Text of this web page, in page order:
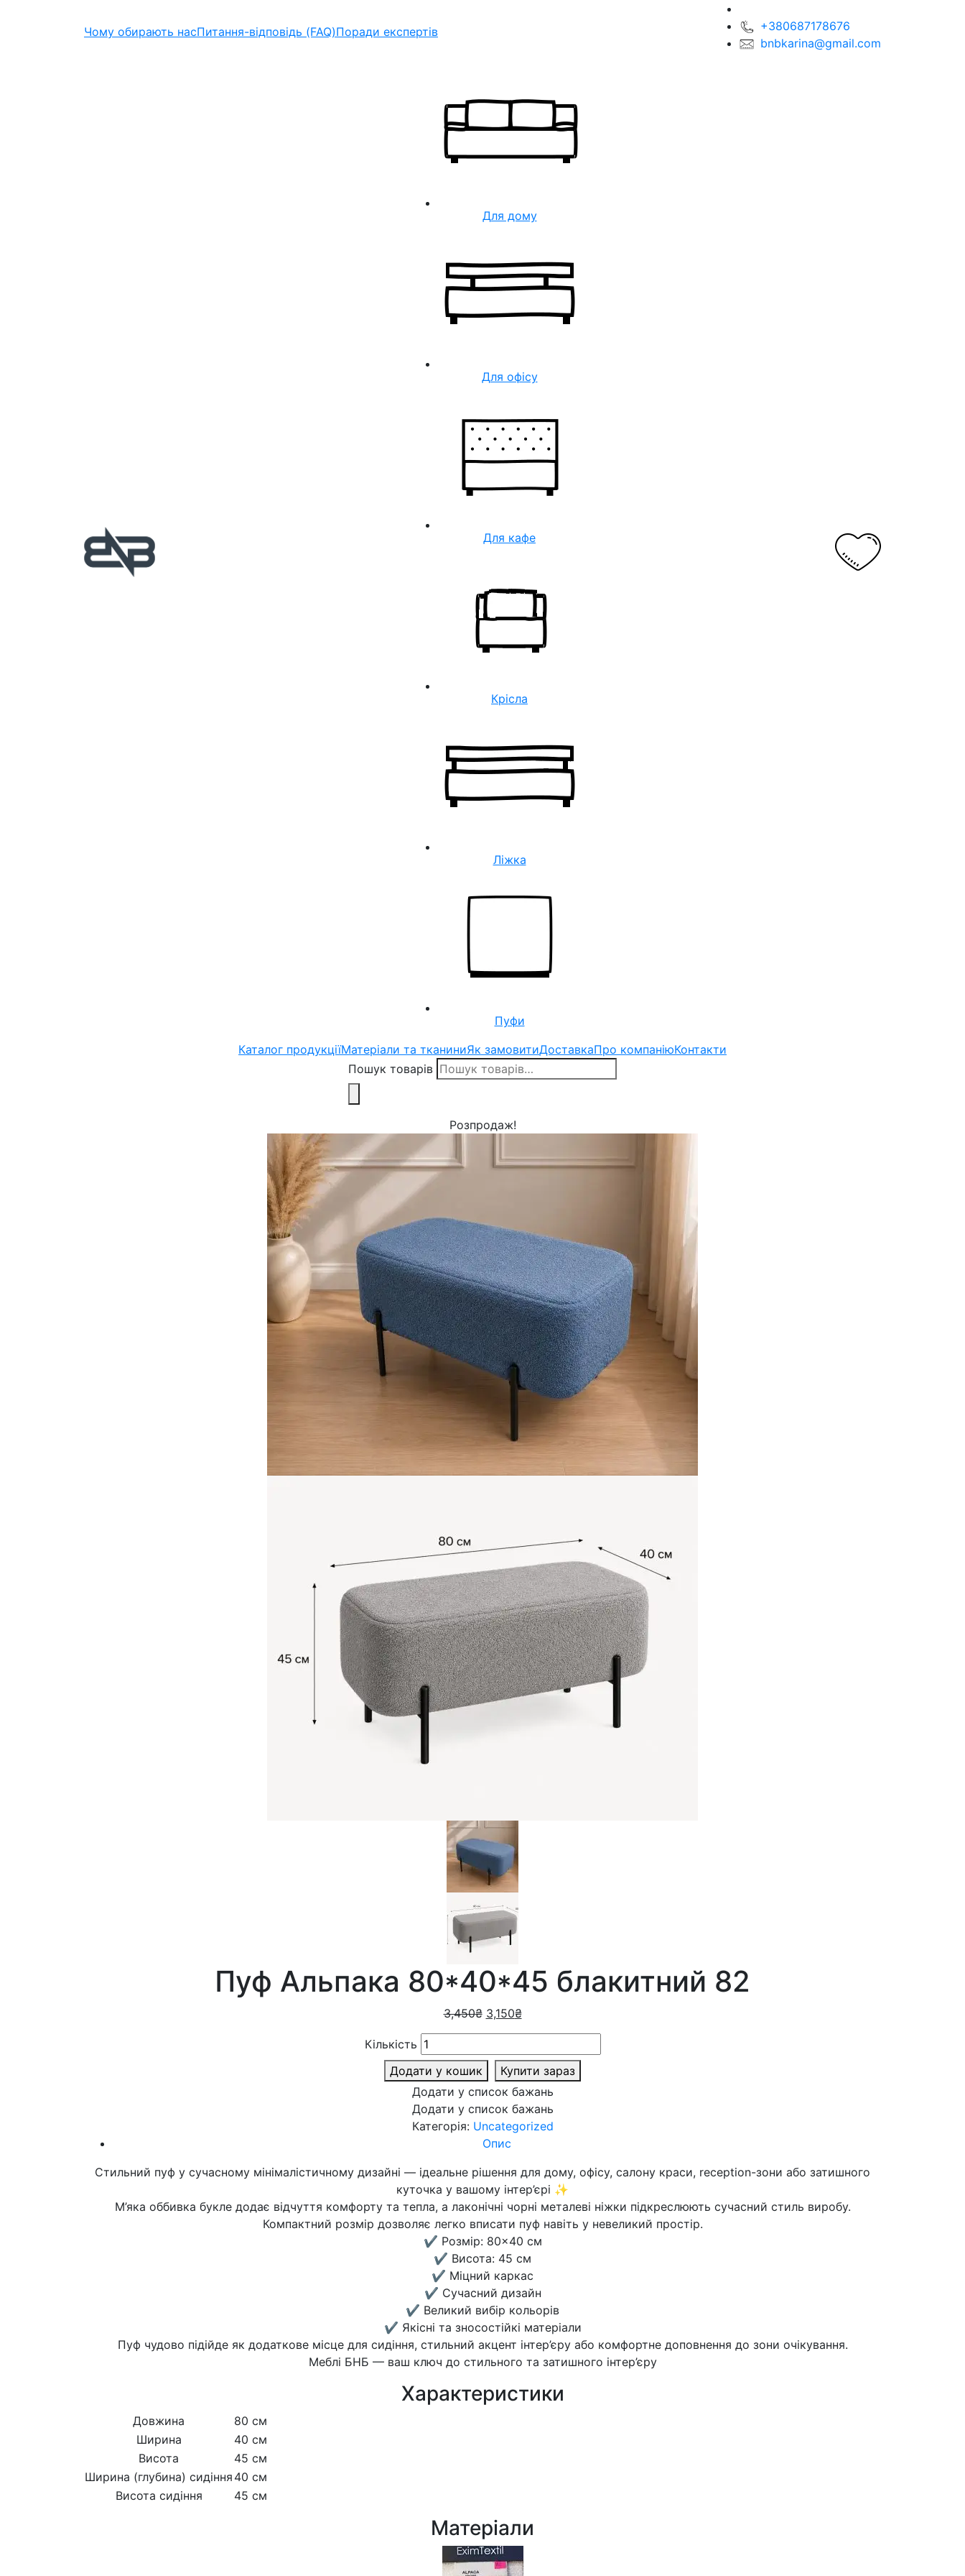
Чому обирають насПитання-відповідь (FAQ)Поради експертів
+380687178676
bnbkarina@gmail.com
Для дому
Для офісу
Для кафе
Крісла
Ліжка
Пуфи
Каталог продукціїМатеріали та тканиниЯк замовитиДоставкаПро компаніюКонтакти
Пошук товарів
Розпродаж!
Пуф Альпака 80*40*45 блакитний 82
3,450₴ 3,150₴
Кількість
Додати у кошик
Купити зараз
Додати у список бажань
Додати у список бажань
Категорія: Uncategorized
Опис
Стильний пуф у сучасному мінімалістичному дизайні — ідеальне рішення для дому, офісу, салону краси, reception-зони або затишного
куточка у вашому інтер’єрі ✨
М’яка оббивка букле додає відчуття комфорту та тепла, а лаконічні чорні металеві ніжки підкреслюють сучасний стиль виробу.
Компактний розмір дозволяє легко вписати пуф навіть у невеликий простір.
✔️ Розмір: 80×40 см
✔️ Висота: 45 см
✔️ Міцний каркас
✔️ Сучасний дизайн
✔️ Великий вибір кольорів
✔️ Якісні та зносостійкі матеріали
Пуф чудово підійде як додаткове місце для сидіння, стильний акцент інтер’єру або комфортне доповнення до зони очікування.
Меблі БНБ — ваш ключ до стильного та затишного інтер’єру
Характеристики
Довжина
80 см
Ширина
40 см
Висота
45 см
Ширина (глубина) сидіння 40 см
Висота сидіння
45 см
Матеріали